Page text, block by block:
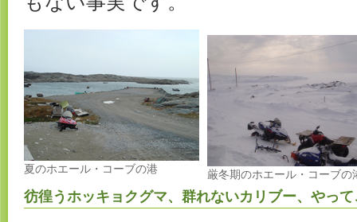
夏のホエール・コーブの港 厳冬期のホエール・コーブの
彷徨うホッキョクグマ、群れないカリブー、やっ